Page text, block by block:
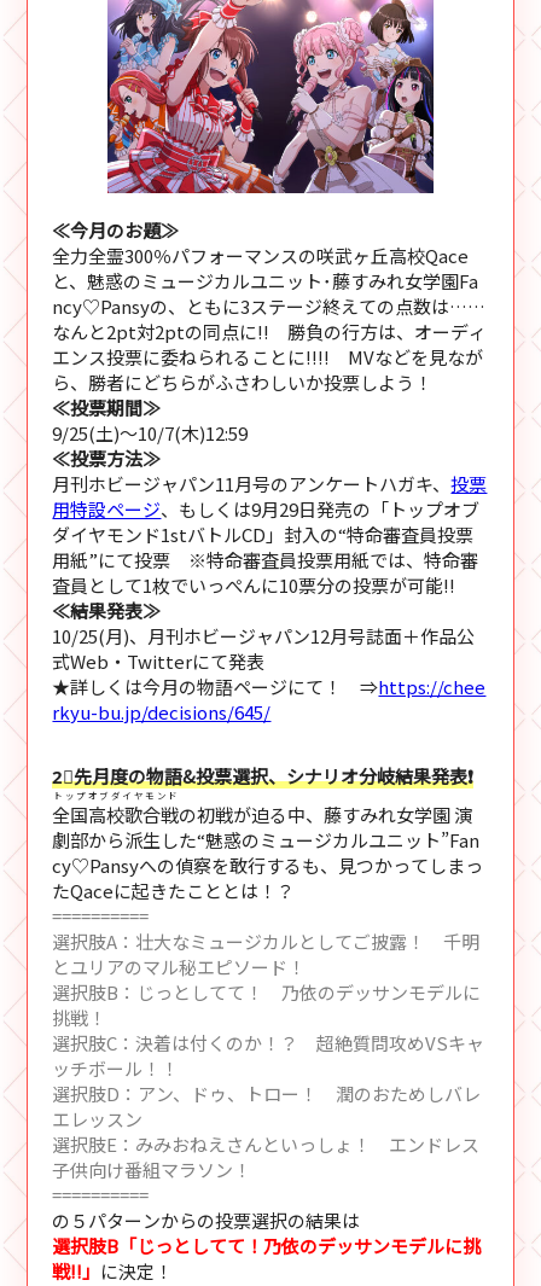
≪今月のお題≫
全力全霊300％パフォーマンスの咲武ヶ丘高校Qace
と、魅惑のミュージカルユニット･藤すみれ女学園Fa
ncy♡Pansyの、ともに3ステージ終えての点数は……
なんと2pt対2ptの同点に!! 勝負の行方は、オーディ
エンス投票に委ねられることに!!!! MVなどを見なが
ら、勝者にどちらがふさわしいか投票しよう！
≪投票期間≫
9/25(土)～10/7(木)12:59
≪投票方法≫
月刊ホビージャパン11月号のアンケートハガキ、投票
用特設ページ、もしくは9月29日発売の「トップオブ
ダイヤモンド1stバトルCD」封入の“特命審査員投票
用紙”にて投票 ※特命審査員投票用紙では、特命審
査員として1枚でいっぺんに10票分の投票が可能!!
≪結果発表≫
10/25(月)、月刊ホビージャパン12月号誌面＋作品公
式Web・Twitterにて発表
★詳しくは今月の物語ページにて！ ⇒https://chee
rkyu-bu.jp/decisions/645/
2⃣先月度の物語&投票選択、シナリオ分岐結果発表❗
全国高校歌合戦
トップオブダイヤモンド
の初戦が迫る中、藤すみれ女学園 演
劇部から派生した“魅惑のミュージカルユニット”Fan
cy♡Pansyへの偵察を敢行するも、見つかってしまっ
たQaceに起きたこととは！？
==========
選択肢A：壮大なミュージカルとしてご披露！ 千明
とユリアのマル秘エピソード！
選択肢B：じっとしてて！ 乃依のデッサンモデルに
挑戦！
選択肢C：決着は付くのか！？ 超絶質問攻めVSキャ
ッチボール！！
選択肢D：アン、ドゥ、トロー！ 潤のおためしバレ
エレッスン
選択肢E：みみおねえさんといっしょ！ エンドレス
子供向け番組マラソン！
==========
の５パターンからの投票選択の結果は
選択肢B「じっとしてて！乃依のデッサンモデルに挑
戦!!」 に決定！